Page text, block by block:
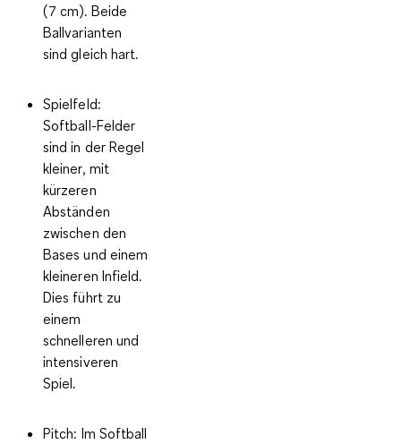
(7 cm). Beide
Ballvarianten
sind gleich hart.
Spielfeld:
Softball-Felder
sind in der Regel
kleiner, mit
kürzeren
Abständen
zwischen den
Bases und einem
kleineren Infield.
Dies führt zu
einem
schnelleren und
intensiveren
Spiel.
Pitch: Im Softball